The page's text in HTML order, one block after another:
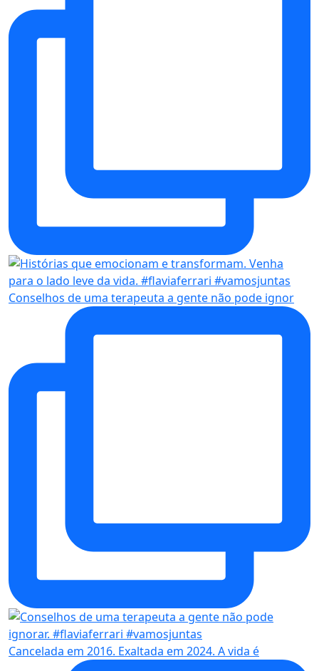
Conselhos de uma terapeuta a gente não pode ignor
Cancelada em 2016. Exaltada em 2024. A vida é